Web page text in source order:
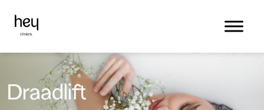
Draadlift